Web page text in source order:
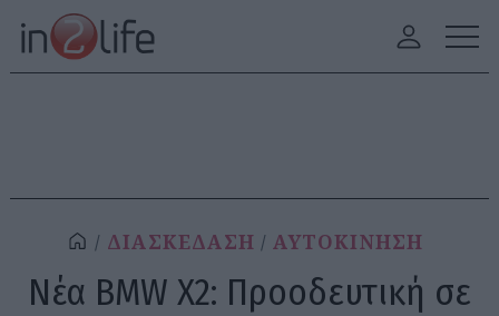
ΔΙΑΣΚΕΔΑΣΗ ΑΥΤΟΚΙΝΗΣΗ
Νέα BMW X2: Προοδευτική σε